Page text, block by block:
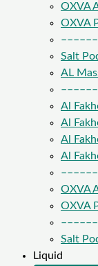
OXVA
OXVA
Salt
AL
Al
Al
Al
Al
OXVA
OXVA
Salt
Liquid